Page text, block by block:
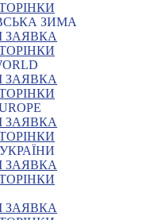
ЗИМА
ЗАЯВКА
ЗАЯВКА
ЗАЯВКА
ЗАЯВКА
ЗАЯВКА